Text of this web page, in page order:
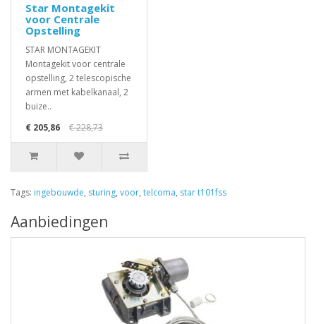
Star Montagekit
voor Centrale
Opstelling
STAR MONTAGEKIT
Montagekit voor centrale
opstelling, 2 telescopische
armen met kabelkanaal, 2
buize..
€ 205,86
€ 228,73
Tags: ingebouwde, sturing, voor, telcoma, star t101fss
Aanbiedingen